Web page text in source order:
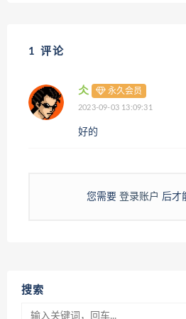
1 评论
仌 永久会员
2023-09-03 13:09:31
好的
您需要 登录账户 后才
搜索